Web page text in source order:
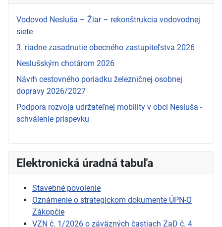
Vodovod Nesluša – Žiar – rekonštrukcia vodovodnej
siete
3. riadne zasadnutie obecného zastupiteľstva 2026
Neslušským chotárom 2026
Návrh cestovného poriadku železničnej osobnej
dopravy 2026/2027
Podpora rozvoja udržateľnej mobility v obci Nesluša -
schválenie príspevku
Elektronická úradná tabuľa
Stavebné povolenie
Oznámenie o strategickom dokumente ÚPN-O
Zákopčie
VZN č. 1/2026 o záväzných častiach ZaD č. 4